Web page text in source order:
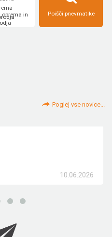
oprema in
Poišči pnevmatike
Poglej vse novice...
10.06.2026